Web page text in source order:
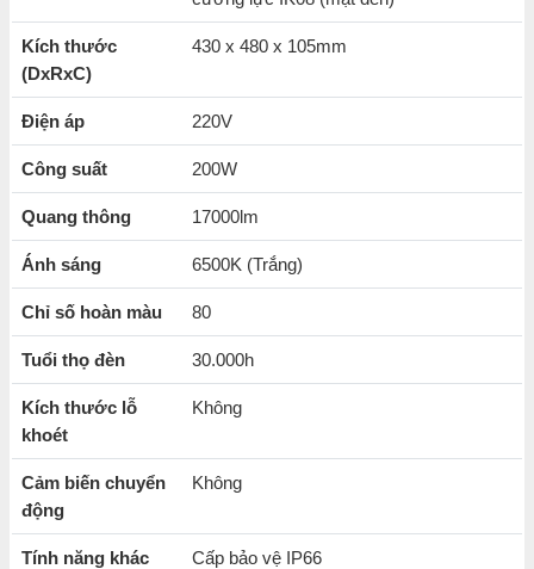
Bề mặt kính kích thước lớn có khả năng tản nhiệt tốt.
Góc chiếu 110 độ cho ánh sáng tỏa rộng
Ánh sáng đèn vô cùngổn định, không nhấp nháy
Thiết kế kín ngăn côn trùng vào trong
Chip led chất lượng cao
Tuổi thọ của đèn lên đến 30.000 giờ
Khả năng tiết kiệm điện năng hiệu quả
Kích thước
(DxRxC)
430 x 480 x 105mm
Điện áp 220V
Công suất 200W
Quang thông 17000lm
Ánh sáng 6500K (Trắng)
Chỉ số hoàn màu 80
Tuổi thọ đèn 30.000h
Kích thước lỗ
khoét
Không
Cảm biến chuyển
động
Không
Tính năng khác Cấp bảo vệ IP66